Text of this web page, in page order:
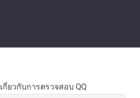
ยวกับการตรวจสอบ QQ